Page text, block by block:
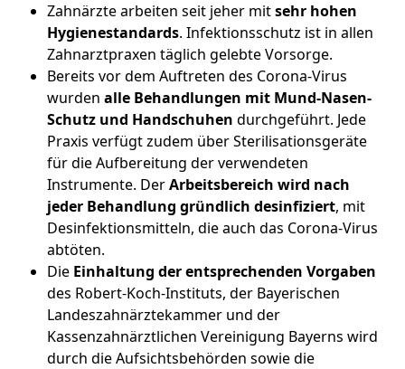
Zahnärzte arbeiten seit jeher mitsehr hohen
Hygienestandards. Infektionsschutz ist in allen
Zahnarztpraxen täglich gelebte Vorsorge.
Bereits vor dem Auftreten des Corona-Virus
wurden alle Behandlungen mit Mund-Nasen-
Schutz und Handschuhen durchgeführt. Jede
Praxis verfügt zudem über Sterilisationsgeräte
für die Aufbereitung der verwendeten
Instrumente. DerArbeitsbereich wird nach
jeder Behandlung gründlich desinfiziert, mit
Desinfektionsmitteln, die auch das Corona-Virus
abtöten.
Die Einhaltung der entsprechenden Vorgaben
des Robert-Koch-Instituts, der Bayerischen
Landeszahnärztekammer und der
Kassenzahnärztlichen Vereinigung Bayerns wird
durch die Aufsichtsbehörden sowie die